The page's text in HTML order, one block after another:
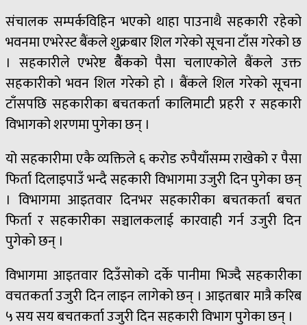
संचालक सम्पर्कविहिन भएको थाहा पाउनाथै सहकारी रहेको
भवनमा एभरेस्ट बैंकले शुक्रबार शिल गरेको सूचना टाँस गरेको छ
। सहकारीले एभरेष्ट बैैंकको पैसा चलाएकोले बैंकले उक्त
सहकारीको भवन शिल गरेको हो । बैंकले शिल गरेको सूचना
टाँसपछि सहकारीका बचतकर्ता कालिमाटी प्रहरी र सहकारी
विभागको शरणमा पुगेका छन् ।
यो सहकारीमा एकै व्यक्तिले ६ करोड रुपैयाँसम्म राखेको र पैसा
फिर्ता दिलाइपाउँ भन्दै सहकारी विभागमा उजुरी दिन पुगेका छन्
। विभागमा आइतवार दिनभर सहकारीका बचतकर्ता बचत
फिर्ता र सहकारीका सञ्चालकलाई कारवाही गर्न उजुरी दिन
पुगेको छन् ।
विभागमा आइतवार दिउँसोको दर्के पानीमा भिज्दै सहकारीका
वचतकर्ता उजुरी दिन लाइन लागेको छन् । आइतबार मात्रै करिब
५ सय सय बचतकर्ता उजुरी दिन सहकारी विभाग पुगेका छन् ।